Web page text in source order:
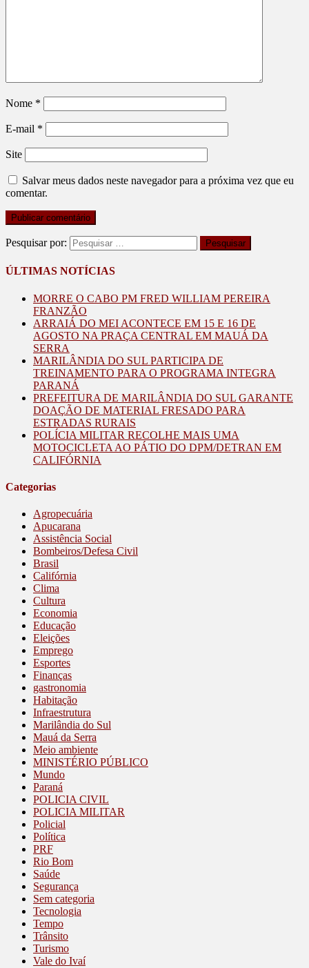
Nome *
E-mail *
Site
Salvar meus dados neste navegador para a próxima vez que eu
comentar.
Pesquisar por:
ÚLTIMAS NOTÍCIAS
MORRE O CABO PM FRED WILLIAM PEREIRA
FRANZÃO
ARRAIÁ DO MEI ACONTECE EM 15 E 16 DE
AGOSTO NA PRAÇA CENTRAL EM MAUÁ DA
SERRA
MARILÂNDIA DO SUL PARTICIPA DE
TREINAMENTO PARA O PROGRAMA INTEGRA
PARANÁ
PREFEITURA DE MARILÂNDIA DO SUL GARANTE
DOAÇÃO DE MATERIAL FRESADO PARA
ESTRADAS RURAIS
POLÍCIA MILITAR RECOLHE MAIS UMA
MOTOCICLETA AO PÁTIO DO DPM/DETRAN EM
CALIFÓRNIA
Categorias
Agropecuária
Apucarana
Assistência Social
Bombeiros/Defesa Civil
Brasil
Califórnia
Clima
Cultura
Economia
Educação
Eleições
Emprego
Esportes
Finanças
gastronomia
Habitação
Infraestrutura
Marilândia do Sul
Mauá da Serra
Meio ambiente
MINISTÉRIO PÚBLICO
Mundo
Paraná
POLICIA CIVIL
POLICIA MILITAR
Policial
Política
PRF
Rio Bom
Saúde
Segurança
Sem categoria
Tecnologia
Tempo
Trânsito
Turismo
Vale do Ivaí